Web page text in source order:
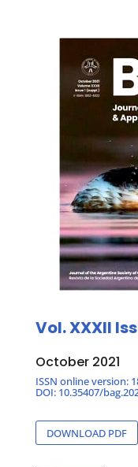
Vol. XXXII
October 2021
ISSN online version:
DOI: 10.35407/
DOWNLOAD PDF